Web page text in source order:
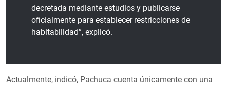
decretada mediante estudios y publicarse
oficialmente para establecer restricciones de
habitabilidad”, explicó.
Actualmente, indicó, Pachuca cuenta únicamente con una